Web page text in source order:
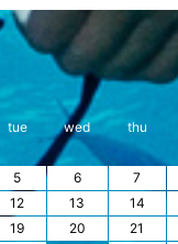
tue wed thu
5 6 7
12 13 14
19 20 21